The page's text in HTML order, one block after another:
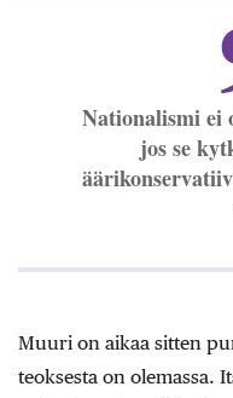
Nationalismi ei
jos se
Muuri on aikaa sitten
teoksesta on olemassa.